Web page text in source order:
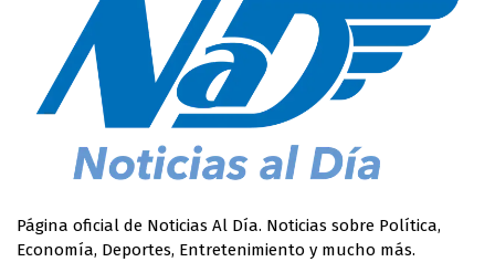
Página oficial de Noticias Al Día. Noticias sobre Política,
Economía, Deportes, Entretenimiento y mucho más.